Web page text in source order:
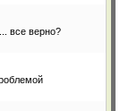
все верно?